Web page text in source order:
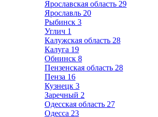
Ярославская область 29
Ярославль 20
Рыбинск 3
Углич 1
Калужская область 28
Калуга 19
Обнинск 8
Пензенская область 28
Пенза 16
Кузнецк 3
Заречный 2
Одесская область 27
Одесса 23